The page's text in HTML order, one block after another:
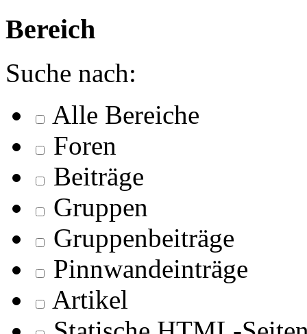
Bereich
Suche nach:
Alle Bereiche
Foren
Beiträge
Gruppen
Gruppenbeiträge
Pinnwandeinträge
Artikel